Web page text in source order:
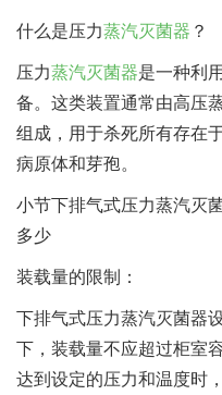
什么是压力蒸汽灭菌器 ？
压力蒸汽灭菌器是一种利
备。这类装置通常由高压
组成，用于杀死所有存在
病原体和芽孢。
小节下排气式压力蒸汽灭
多少
装载量的限制：
下排气式压力蒸汽灭菌器
下，装载量不应超过柜室
达到设定的压力和温度时